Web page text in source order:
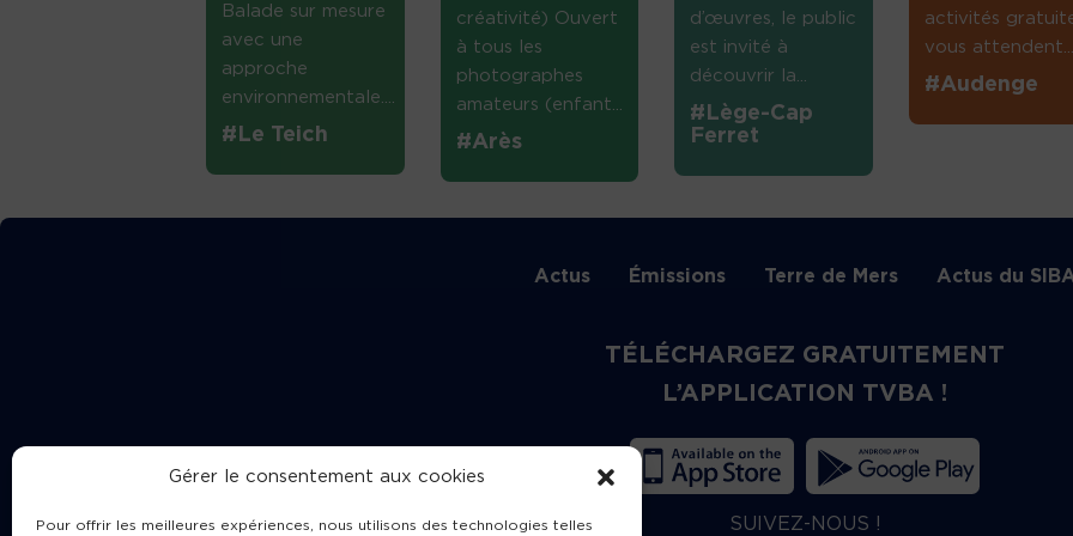
Gérer le consentement aux cookies
Pour offrir les meilleures expériences, nous utilisons des technologies telles
Balade sur mesure
avec une
approche
environnementale....
#Le Teich
créativité) Ouvert
à tous les
photographes
amateurs (enfant...
#Arès
d’œuvres, le public
est invité à
découvrir la...
#Lège-Cap
Ferret
activités
vous
#Audenge
Actus Émissions Terre de Mers Actus du
TÉLÉCHARGEZ GRATUITEMENT
L’APPLICATION TVBA !
SUIVEZ-NOUS !